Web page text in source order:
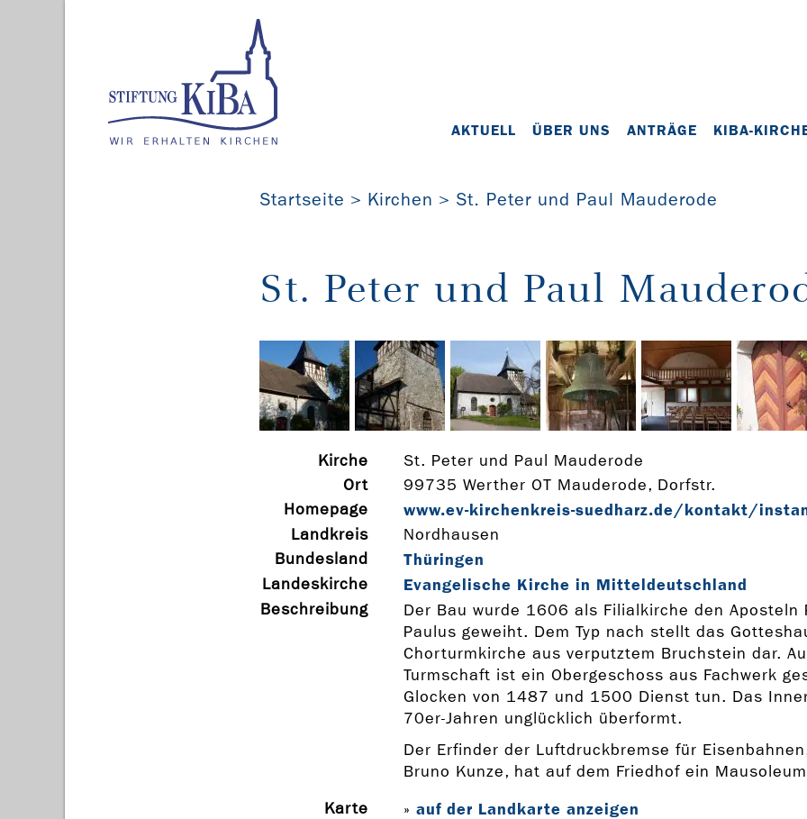
AKTUELL ÜBER UNS ANTRÄGE KIBA-
Startseite Kirchen St. Peter und Paul Mauderode
St. Peter und Paul
Kirche
St. Peter und Paul Mauderode
Ort
99735 Werther OT Mauderode, Dorfstr.
Homepage
www.ev-­kirchenkreis-­suedharz.de/kontakt/
Landkreis
Nordhausen
Bundesland
Thüringen
Landeskirche Evangelische Kirche in Mitteldeutschland
Beschreibung
Der Bau wurde 1606 als Filialkirche den Aposteln
Paulus geweiht. Dem Typ nach stellt das
Chorturmkirche aus verputztem Bruchstein dar.
Turmschaft ist ein Obergeschoss aus Fachwerk
Glocken von 1487 und 1500 Dienst tun. Das
70er-Jahren unglücklich überformt.
Der Erfinder der Luftdruckbremse für
Bruno Kunze, hat auf dem Friedhof ein
Karte
» auf der Landkarte anzeigen